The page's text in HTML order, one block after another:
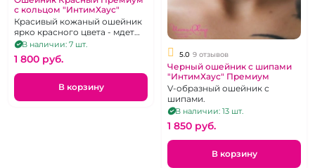
с кольцом "ИнтимХаус"
Красивый кожаный ошейник
ярко красного цвета - мдет
абсолютно всем
В наличии: 7 шт.
1 800 pуб.
В корзину
5.0 9 отзывов
Черный ошейник с шипами
"ИнтимХаус" Премиум
V-образный ошейник с
шипами.
В наличии: 13 шт.
1 850 pуб.
В корзину